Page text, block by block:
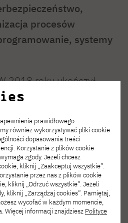
procesów
systemy
2018 roku ukończył
– gry
na wydziale informatyki.
prowadzi
wydziałach
informacją i sztuki
angielskim i
obejmuje
UX/UI, tworzenie
prawidłowego
również wykorzystywać pliki cookie
dopasowania treści
Korzystanie z plików cookie
zgody. Jeżeli chcesz
kliknij „Zaakceptuj wszystkie”.
przez nas z plików cookie
kliknij „Odrzuć wszystkie”. Jeżeli
kliknij „Zarządzaj cookies”. Pamiętaj,
wycofać w każdym momencie,
Więcej informacji znajdziesz Polityce